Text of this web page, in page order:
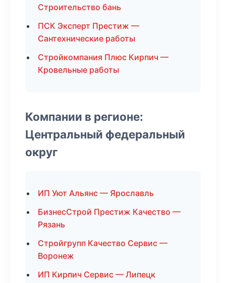
Строительство бань
ПСК Эксперт Престиж —
Сантехнические работы
Стройкомпания Плюс Кирпич —
Кровельные работы
Компании в регионе:
Центральный федеральный
округ
ИП Уют Альянс — Ярославль
БизнесСтрой Престиж Качество —
Рязань
Стройгрупп Качество Сервис —
Воронеж
ИП Кирпич Сервис — Липецк